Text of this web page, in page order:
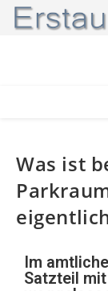
Was ist
Im
Satzteil